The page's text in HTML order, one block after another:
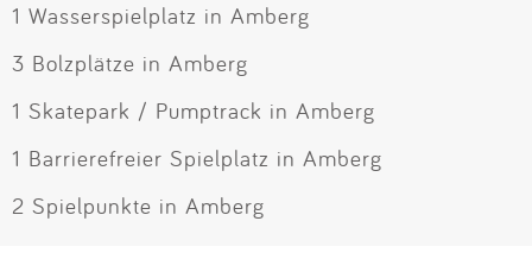
1 Wasserspielplatz in Amberg
3 Bolzplätze in Amberg
1 Skatepark / Pumptrack in Amberg
1 Barrierefreier Spielplatz in Amberg
2 Spielpunkte in Amberg